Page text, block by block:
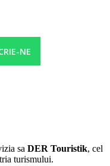
NE
sa DER Touristik, cel
turismului.